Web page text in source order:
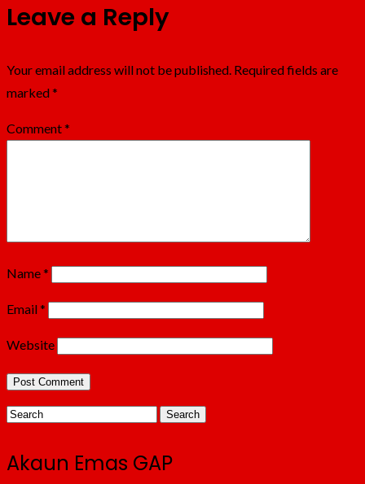
Leave a Reply
Your email address will not be published. Required fields are
marked*
Comment*
Name*
Email*
Website
Akaun Emas GAP